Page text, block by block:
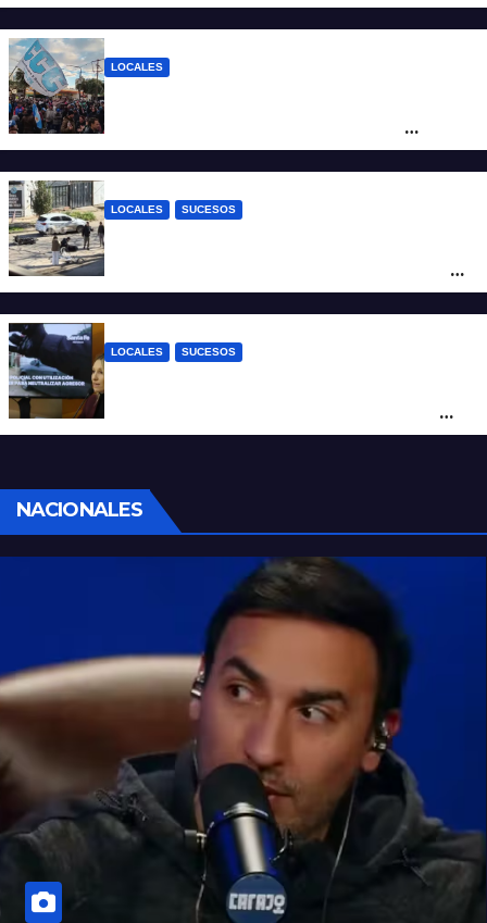
como salida para las exportaciones
LOCALES
sociales y sindicales
LOCALES SUCESOS
tendida sobre la calzada
LOCALES SUCESOS
con un arma blanca en la ruta 168
NACIONALES